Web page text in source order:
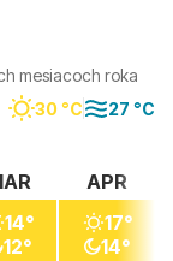
mesiacoch roka
30 °C 27 °C
14°
12°
APR
17°
14°